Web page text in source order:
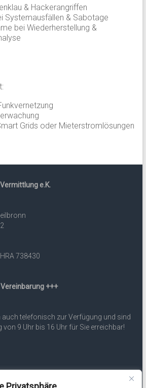
& Hackerangriffen
Systemausfällen & Sabotage
bei Wiederherstellung &
Grids oder Mieterstromlösungen
e.K.
738430
+++
auch telefonisch zur Verfügung und sind
9 Uhr bis 16 Uhr für Sie erreichbar!